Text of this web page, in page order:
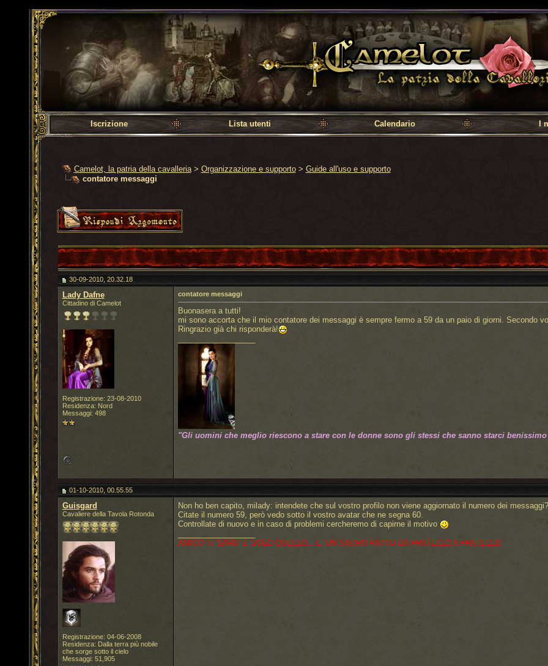
Camelot, la patria della cavalleria
Iscrizione Lista utenti Calendario I
Camelot, la patria della cavalleria > Organizzazione e supporto > Guide all'uso e supporto
contatore messaggi
30-09-2010, 20.32.18
Lady Dafne
Cittadino di Camelot
Registrazione: 23-08-2010
Residenza: Nord
Messaggi: 498
contatore messaggi
Buonasera a tutti!
mi sono accorta che il mio contatore dei messaggi è sempre fermo a 59 da un paio di giorni. Secondo
Ringrazio già chi risponderà!
"Gli uomini che meglio riescono a stare con le donne sono gli stessi che sanno starci benissimo
01-10-2010, 00.55.55
Guisgard
Cavaliere della Tavola Rotonda
Registrazione: 04-06-2008
Residenza: Dalla terra più nobile
che sorge sotto il cielo
Messaggi: 51,905
Non ho ben capito, milady: intendete che sul vostro profilo non viene aggiornato il numero dei messaggi?
Citate il numero 59, però vedo sotto il vostro avatar che ne segna 60.
Controllate di nuovo e in caso di problemi cercheremo di capirne il motivo
AMICO TI SARO' E SOLO QUELLO... E' UN SACRO PATTO DA FRATELLO A FRATELLO